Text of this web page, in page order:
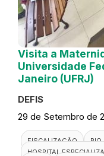
Visita a
Universidade
Janeiro (UFRJ)
DEFIS
29 de Setembro de
FISCALIZAÇÃO
RIO
HOSPITAL